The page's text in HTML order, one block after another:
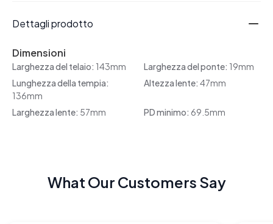
Dettagli prodotto
Dimensioni
Larghezza del telaio: 143mm Larghezza del ponte: 19mm
Lunghezza della tempia:
136mm
Altezza lente: 47mm
Larghezza lente: 57mm PD minimo: 69.5mm
What Our Customers Say